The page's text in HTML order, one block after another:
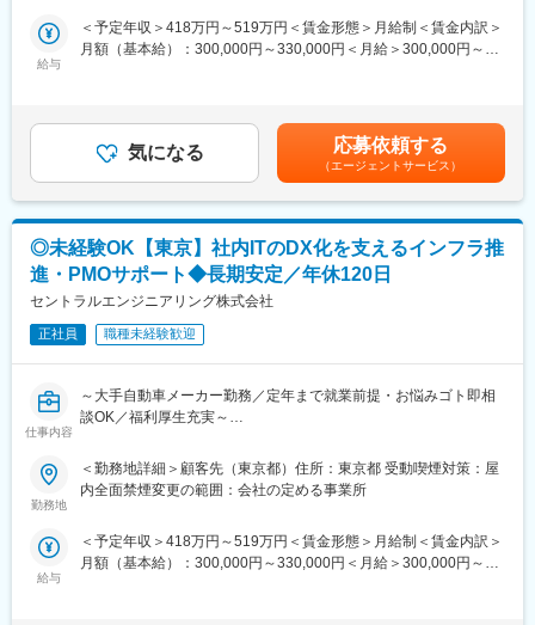
当社は航空宇宙、自動車、電気電子通信、IT情報、エネルギー分
野などの業界約300社の大手メーカーに技術を提供するアウトソ
し、創業から60年日本のモノづくりを支え続けています。
試作～資材調達～開発設計～製造（自社工場）とワンストップで
お客様のご要望に対応できることが最大の強み。
今後の高齢化社会を見据え、医療機器業界にも参入。あなたの可
能性を広げ大きく羽ばたく舞台をご用意し、あなたの「“やりた
い”に就ける」を実現します。
変更の範囲：会社の定める業務
◇プロジェクトに協力する外部ベンダー管理や進捗管理、社内調
整などを通してプロジェクトを円滑に進める役割です。
■具体的には：
◇社内サーバー更新／構築プロジェクトの推進サポート
◇ベンダーコントロールおよび進捗／予算管理
◇社内報告資料の作成および報告対応
◇会議調整／ファシリテーション業務
◇稟議決裁資料作成および情報収集サポート
■自社のエンジニア育成機関「A-LABO」：
◇先端をいく技術が求められる場に身をおくエンジニアのため
「A-LABO」という独自の育成機関・施設を用意し、知識・スキル
す。
◇成長に合わせて新しいものを生み出す企画力、人を動かすプレ
ヒューマンスキルの両軸で育成に取り組んでいます。
◇また「A-LABO」はカフェのような落ち着いた空間設計で、自習
■当社について：
給与
＜予定年収＞418万円～519万円＜賃金形態＞月給制＜賃金内訳＞
月額（基本給）：300,000円～330,000円＜月給＞300,000円～
じて上下する可能性があります。月給(月額)は固定手当を含めた表
記です。気になる 応募依頼する
（エージェントサービス）
◎未経験OK【東京】社内ITのDX化を支えるインフラ推
進・PMOサポート◆長期安定／年休120日
セントラルエンジニアリング株式会社
正社員 職種未経験歓迎
仕事内容
～大手自動車メーカー勤務／定年まで就業前提・お悩みゴト即相
談OK／福利厚生充実～
■業務内容：
大手自動車メーカーの社内IT部門にて、サーバー老朽化更新や新
ベンダーコントロールや進捗管理、社内調整などを通じてプロジ
ェクトを円滑に進める役割です。
勤務地
＜勤務地詳細＞顧客先（東京都）住所：東京都 受動喫煙対策：屋
内全面禁煙変更の範囲：会社の定める事業所
給与
＜予定年収＞418万円～519万円＜賃金形態＞月給制＜賃金内訳＞
月額（基本給）：300,000円～330,000円＜月給＞300,000円～